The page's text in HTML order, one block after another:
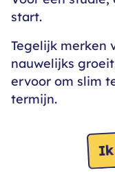
start.
Tegelijk merken
nauwelijks
ervoor om slim
termijn.